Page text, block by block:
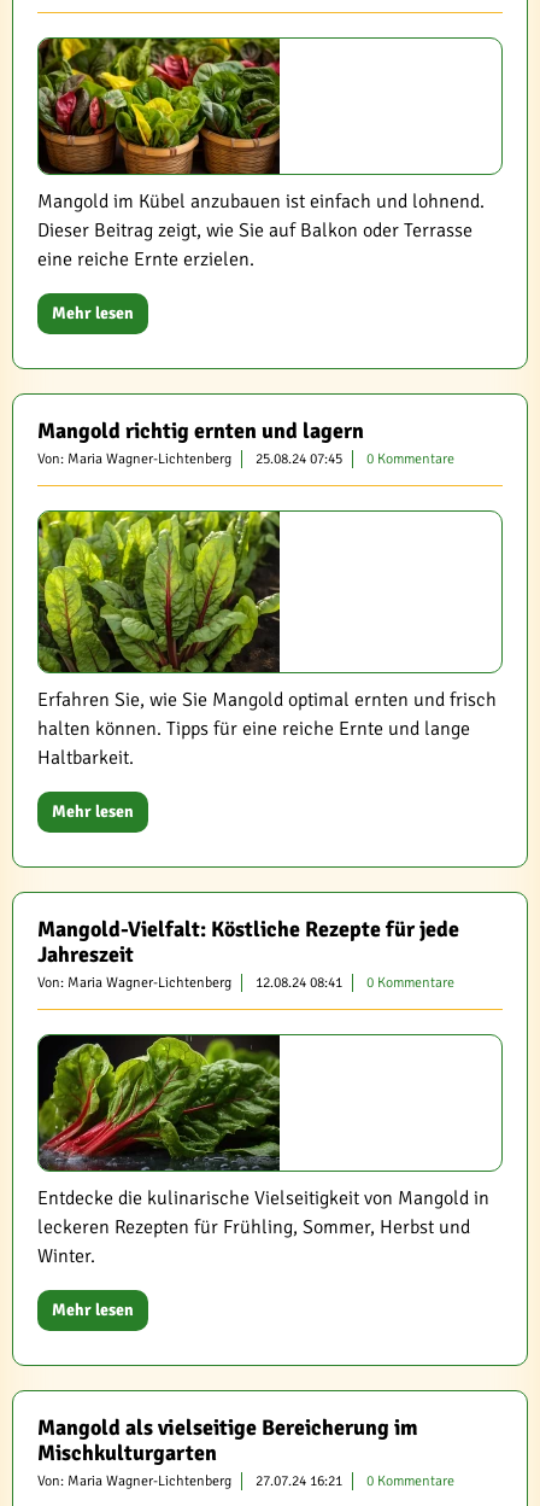
Mangold im Kübel anzubauen ist einfach und lohnend.
Dieser Beitrag zeigt, wie Sie auf Balkon oder Terrasse
eine reiche Ernte erzielen.
Mehr lesen
Mangold richtig ernten und lagern
Von: Maria Wagner-Lichtenberg 25.08.24 07:45 0 Kommentare
Erfahren Sie, wie Sie Mangold optimal ernten und frisch
halten können. Tipps für eine reiche Ernte und lange
Haltbarkeit.
Mehr lesen
Mangold-Vielfalt: Köstliche Rezepte für jede
Jahreszeit
Von: Maria Wagner-Lichtenberg 12.08.24 08:41 0 Kommentare
Entdecke die kulinarische Vielseitigkeit von Mangold in
leckeren Rezepten für Frühling, Sommer, Herbst und
Winter.
Mehr lesen
Mangold als vielseitige Bereicherung im
Mischkulturgarten
Von: Maria Wagner-Lichtenberg 27.07.24 16:21 0 Kommentare